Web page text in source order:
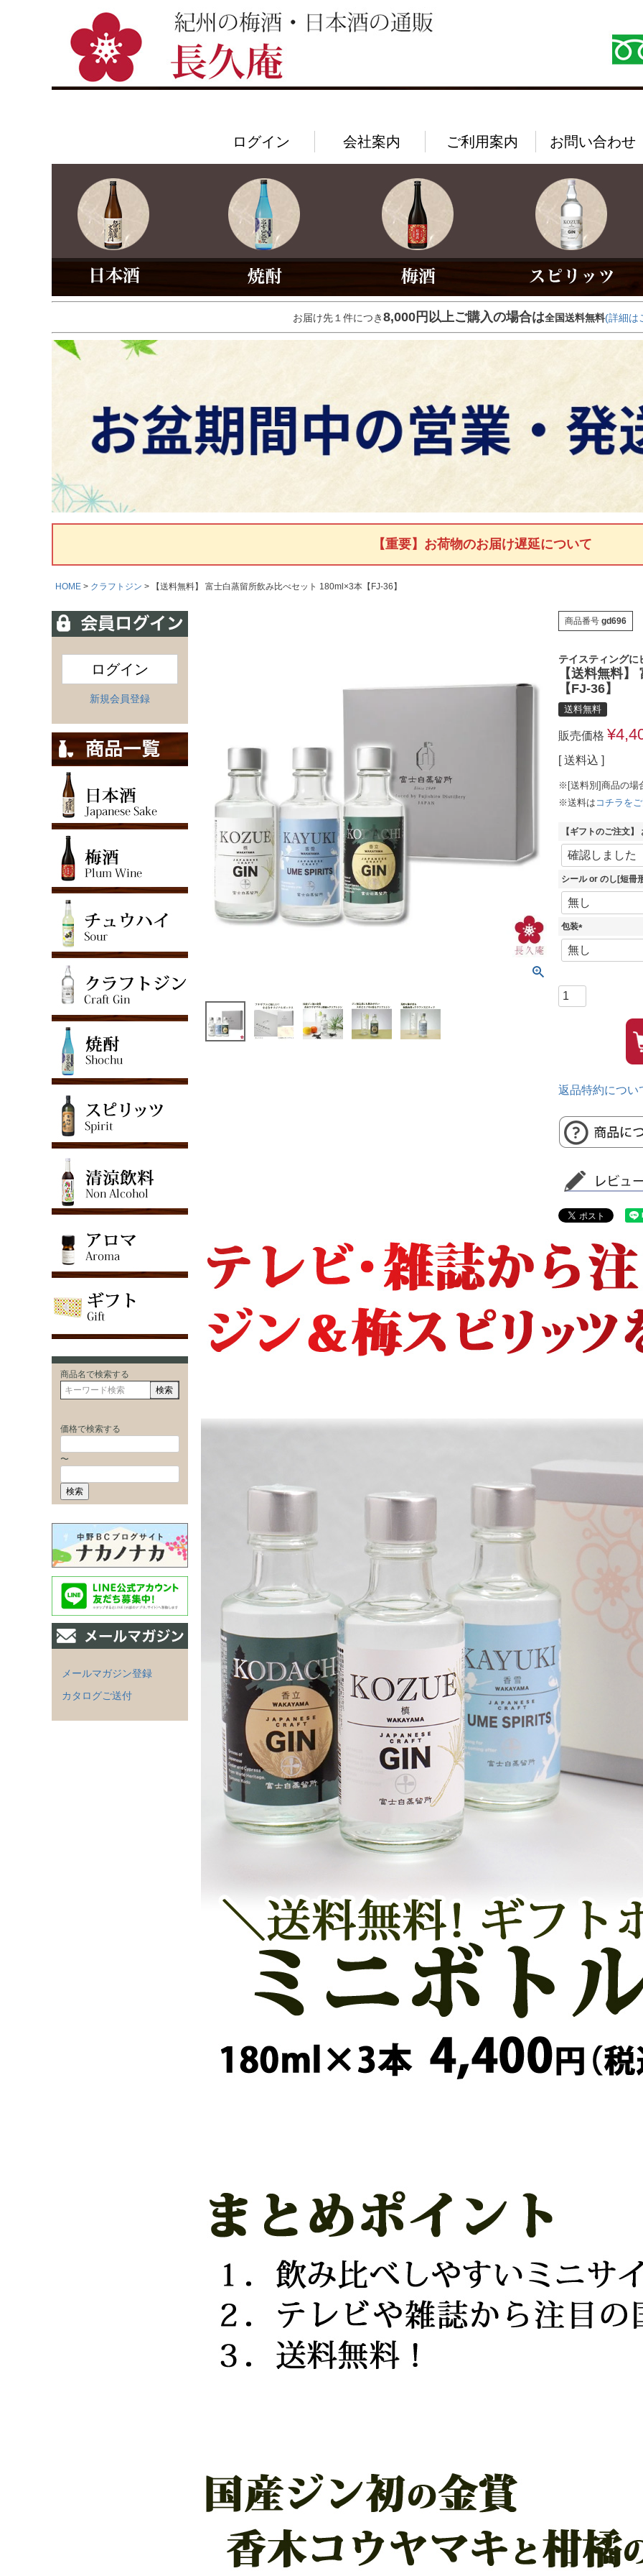
ログイン 会社案内 ご利用案内 お問い合わせ
お届け先１件につき8,000円以上ご購入の場合は全国送料無料(詳細は
【重要】お荷物のお届け遅延について
HOME クラフトジン 【送料無料】 富士白蒸留所飲み比べセット 180ml×3本【FJ-36】
ログイン
新規会員登録
商品名で検索する
検索
価格で検索する
〜
検索
メールマガジン登録
カタログご送付
商品番号 gd696
テイスティングに
【送料無料
【FJ-36】
送料無料
販売価格 ¥
送料込
※[送料別]商品の場
※送料は コチラを
【ギフトのご注文
シール or のし[短冊
包装
(
必
返品特約につい